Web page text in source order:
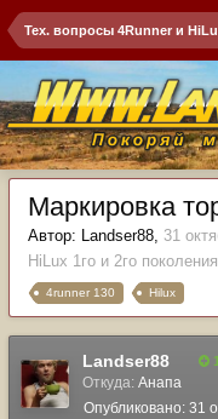
Маркировка
Автор: Landser88, 31
HiLux 1го и 2го поколения
4runner 130 Hilux
Landser88 1
Откуда: Анапа
Опубликовано: 31